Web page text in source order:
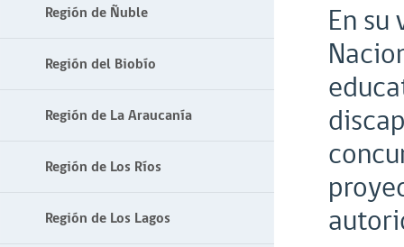
Región de Ñuble
Región del Biobío
Región de La Araucanía
Región de Los Ríos
Región de Los Lagos
En